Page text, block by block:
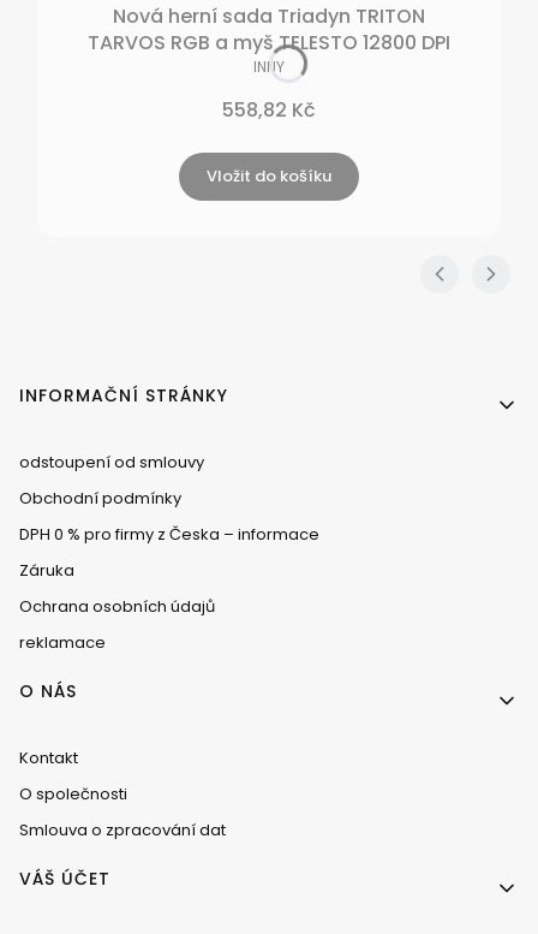
Nová herní sada Triadyn TRITON
TARVOS RGB a myš TELESTO 12800 DPI
VÝROBCE
INNY
Cena
558,82 Kč
Vložit do košíku
Menu v zápatí
INFORMAČNÍ STRÁNKY
odstoupení od smlouvy
Obchodní podmínky
DPH 0 % pro firmy z Česka – informace
Záruka
Ochrana osobních údajů
reklamace
O NÁS
Kontakt
O společnosti
Smlouva o zpracování dat
VÁŠ ÚČET